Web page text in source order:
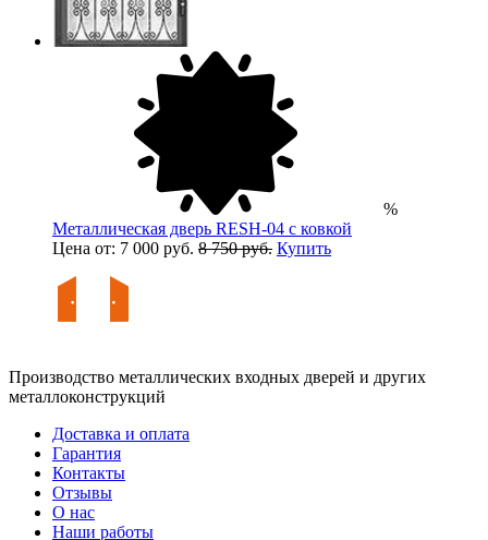
%
Металлическая дверь RESH-04 с ковкой
Цена от: 7 000 руб. 8 750 руб. Купить
Производство металлических входных дверей и других
металлоконструкций
Доставка и оплата
Гарантия
Контакты
Отзывы
О нас
Наши работы